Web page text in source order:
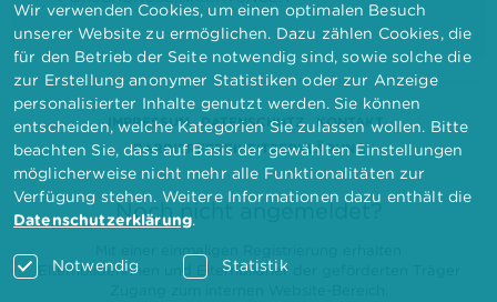
IMPRESSUM DATENSCHUTZ
KONTAKT
BARRIEREFREIHEITSERKLÄRUNG
Noch nicht angemeldet?
Elternbilderinnen und Elternbildner der geförderten Träger
Wir verwenden Cookies, um einen optimalen Besuch
unserer Website zu ermöglichen. Dazu zählen Cookies, die
für den Betrieb der Seite notwendig sind, sowie solche die
zur Erstellung anonymer Statistiken oder zur Anzeige
personalisierter Inhalte genutzt werden. Sie können
entscheiden, welche Kategorien Sie zulassen wollen. Bitte
beachten Sie, dass auf Basis der gewählten Einstellungen
möglicherweise nicht mehr alle Funktionalitäten zur
Verfügung stehen. Weitere Informationen dazu enthält die
Datenschutzerklärung.
Notwendig Statistik